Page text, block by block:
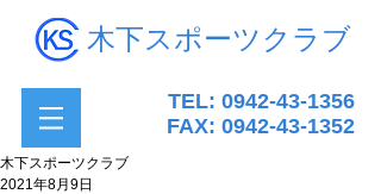
木下スポーツクラブ
TEL: 0942-43-1356
FAX: 0942-43-1352
木下スポーツクラブ
2021年8月9日